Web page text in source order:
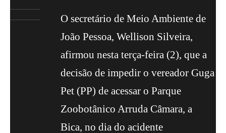
O secretário de Meio Ambiente de
João Pessoa, Wellison Silveira,
afirmou nesta terça-feira (2), que a
decisão de impedir o vereador Guga
Pet (PP) de acessar o Parque
Zoobotânico Arruda Câmara, a
Bica, no dia do acidente